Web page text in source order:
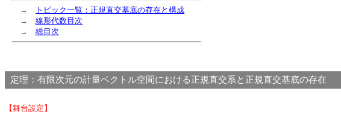
→
トピック一覧：正規直交基底の存在と構成
→ 線形代数目次
→ 総目次
定理：有限次元の計量ベクトル空間における正規直交系と正規直交基底の存在
【舞台設定】